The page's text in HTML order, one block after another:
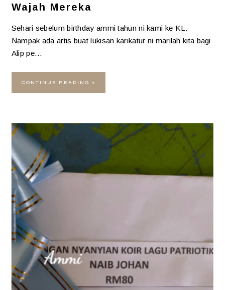
Wajah Mereka
Sehari sebelum birthday ammi tahun ni kami ke KL.
Nampak ada artis buat lukisan karikatur ni marilah kita bagi
Alip pe…
CONTINUE READING »